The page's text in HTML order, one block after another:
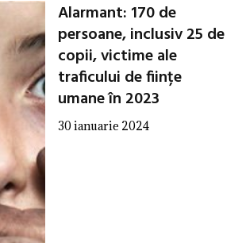
Alarmant: 170 de
persoane, inclusiv 25 de
copii, victime ale
traficului de ființe
umane în 2023
30 ianuarie 2024